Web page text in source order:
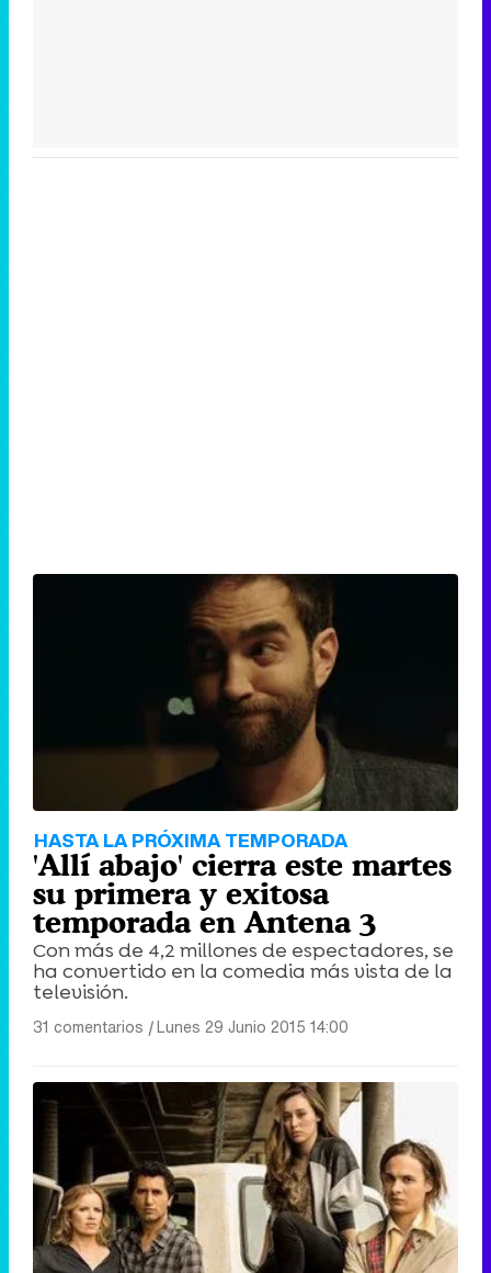
HASTA LA PRÓXIMA TEMPORADA
'Allí abajo' cierra este martes
su primera y exitosa
temporada en Antena 3
Con más de 4,2 millones de espectadores, se
ha convertido en la comedia más vista de la
televisión.
31 comentarios |Lunes 29 Junio 2015 14:00